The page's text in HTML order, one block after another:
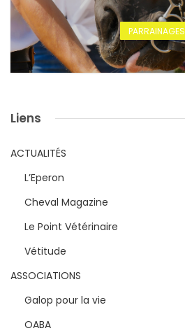
PARRAINAGES
Liens
ACTUALITÉS
L’Eperon
Cheval Magazine
Le Point Vétérinaire
Vétitude
ASSOCIATIONS
Galop pour la vie
OABA